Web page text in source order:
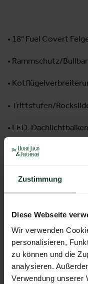
Zustimmung
Diese Webseite
Wir verwenden
personalisieren,
zu können und die
analysieren.
Verwendung unserer
• 18" Fuel Covert
• Rammschutz/Bullbar
•
• Trittstufen/
• LED-Dachlichtbalken
• Windabweiser
•
• Folierung in
• partielle